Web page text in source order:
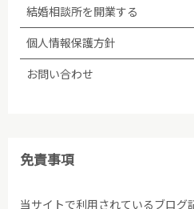
三者への提供は行いません。
(6)個人情報保護の状況を定期
い、継続的に改善します。
結婚相談所を開業する
個人情報保護方針
お問い合わせ
免責事項
当サイトで利用されているブログ